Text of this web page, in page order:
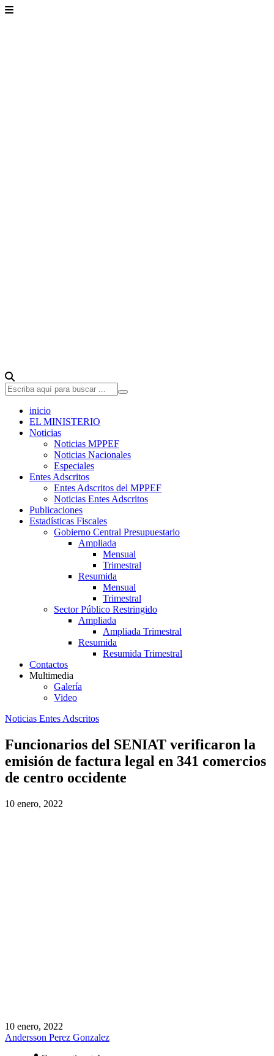
inicio
EL MINISTERIO
Noticias
Noticias MPPEF
Noticias Nacionales
Especiales
Entes Adscritos
Entes Adscritos del MPPEF
Noticias Entes Adscritos
Publicaciones
Estadísticas Fiscales
Gobierno Central Presupuestario
Ampliada
Mensual
Trimestral
Resumida
Mensual
Trimestral
Sector Público Restringido
Ampliada
Ampliada Trimestral
Resumida
Resumida Trimestral
Contactos
Multimedia
Galería
Video
Noticias Entes Adscritos
Funcionarios del SENIAT verificaron la
emisión de factura legal en 341 comercios
de centro occidente
10 enero, 2022
10 enero, 2022
Andersson Perez Gonzalez